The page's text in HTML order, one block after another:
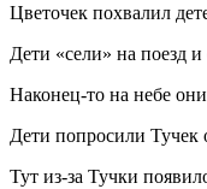
Цветочек похвалил
Дети «сели» на поезд
Наконец-то на небе
Дети попросили Тучек
Тут из-за Тучки